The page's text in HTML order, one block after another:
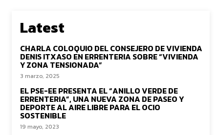
Latest
CHARLA COLOQUIO DEL CONSEJERO DE VIVIENDA
DENIS ITXASO EN ERRENTERIA SOBRE “VIVIENDA
Y ZONA TENSIONADA”
3 marzo, 2025
EL PSE-EE PRESENTA EL “ANILLO VERDE DE
ERRENTERIA”, UNA NUEVA ZONA DE PASEO Y
DEPORTE AL AIRE LIBRE PARA EL OCIO
SOSTENIBLE
19 mayo, 2023